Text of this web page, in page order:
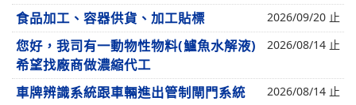
食品加工、容器供貨、加工貼標 2026/09/20 止
您好，我司有一動物性物料(鱸魚水解液)
希望找廠商做濃縮代工
2026/08/14 止
車牌辨識系統跟車輛進出管制閘門系統 2026/08/14 止